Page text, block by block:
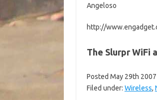
Angeloso
http://
The Slurpr
Posted May 29th
Filed under: Wireless,